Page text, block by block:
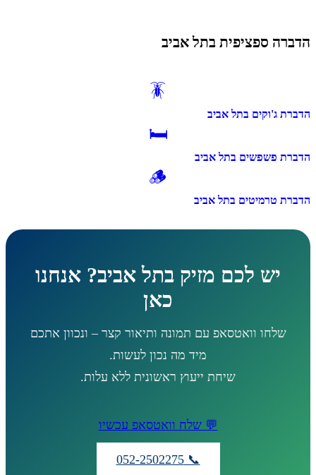
הדברה ספציפית בתל אביב
🪳
הדברת ג'וקים בתל אביב
🛏️
הדברת פשפשים בתל אביב
🪵
הדברת טרמיטים בתל אביב
יש לכם מזיק בתל אביב? אנחנו
כאן
שלחו וואטסאפ עם תמונה ותיאור קצר – ונכוון אתכם
מיד מה נכון לעשות.
שיחת ייעוץ ראשונית ללא עלות.
💬 שלח וואטסאפ עכשיו
📞 052-2502275